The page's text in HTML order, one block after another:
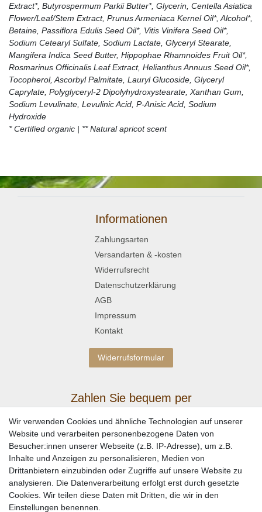
Extract*, Butyrospermum Parkii Butter*, Glycerin, Centella Asiatica
Flower/Leaf/Stem Extract, Prunus Armeniaca Kernel Oil*, Alcohol*,
Betaine, Passiflora Edulis Seed Oil*, Vitis Vinifera Seed Oil*,
Sodium Cetearyl Sulfate, Sodium Lactate, Glyceryl Stearate,
Mangifera Indica Seed Butter, Hippophae Rhamnoides Fruit Oil*,
Rosmarinus Officinalis Leaf Extract, Helianthus Annuus Seed Oil*,
Tocopherol, Ascorbyl Palmitate, Lauryl Glucoside, Glyceryl
Caprylate, Polyglyceryl-2 Dipolyhydroxystearate, Xanthan Gum,
Sodium Levulinate, Levulinic Acid, P-Anisic Acid, Sodium
Hydroxide
* Certified organic | ** Natural apricot scent
Informationen
Zahlungsarten
Versandarten & -kosten
Widerrufsrecht
Datenschutzerklärung
AGB
Impressum
Kontakt
Widerrufsformular
Zahlen Sie bequem per
Wir verwenden Cookies und ähnliche Technologien auf unserer
Website und verarbeiten personenbezogene Daten von
Besucher:innen unserer Webseite (z.B. IP-Adresse), um z.B.
Inhalte und Anzeigen zu personalisieren, Medien von
Drittanbietern einzubinden oder Zugriffe auf unsere Website zu
analysieren. Die Datenverarbeitung erfolgt erst durch gesetzte
Cookies. Wir teilen diese Daten mit Dritten, die wir in den
Einstellungen benennen.